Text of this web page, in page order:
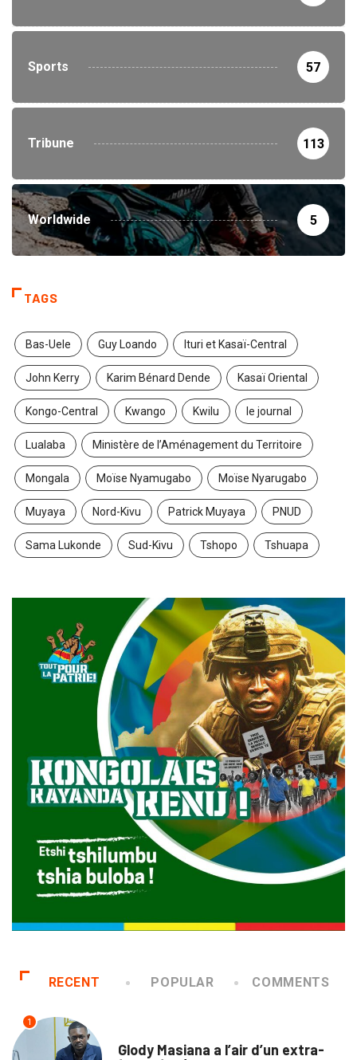
Sports 57
Tribune 113
Worldwide 5
TAGS
Bas-Uele Guy Loando Ituri et Kasaï-Central
John Kerry Karim Bénard Dende Kasaï Oriental
Kongo-Central Kwango Kwilu le journal
Lualaba Ministère de l’Aménagement du Territoire
Mongala Moïse Nyamugabo Moïse Nyarugabo
Muyaya Nord-Kivu Patrick Muyaya PNUD
Sama Lukonde Sud-Kivu Tshopo Tshuapa
RECENT POPULAR COMMENTS
1
Glody Masiana a l’air d’un extra-